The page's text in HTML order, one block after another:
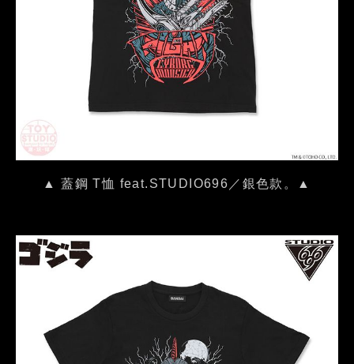
▲ 蓋鋼 T恤 feat.STUDIO696／銀色款。▲